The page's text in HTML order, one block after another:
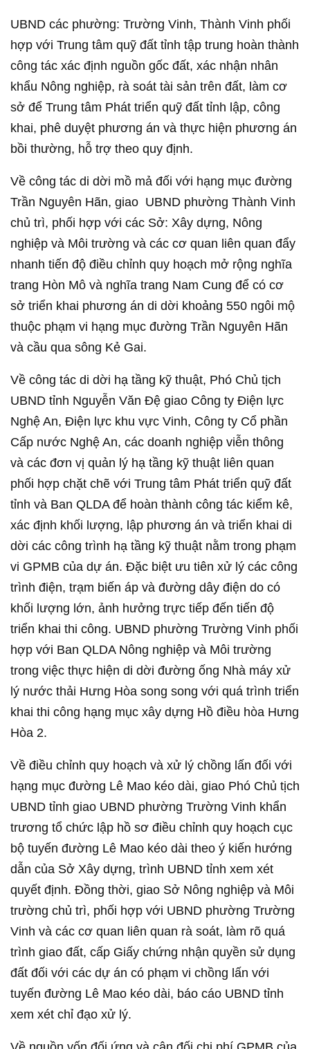
UBND các phường: Trường Vinh, Thành Vinh phối
hợp với Trung tâm quỹ đất tỉnh tập trung hoàn thành
công tác xác định nguồn gốc đất, xác nhận nhân
khẩu Nông nghiệp, rà soát tài sản trên đất, làm cơ
sở để Trung tâm Phát triển quỹ đất tỉnh lập, công
khai, phê duyệt phương án và thực hiện phương án
bồi thường, hỗ trợ theo quy định.
Về công tác di dời mồ mả đối với hạng mục đường
Trần Nguyên Hãn, giao UBND phường Thành Vinh
chủ trì, phối hợp với các Sở: Xây dựng, Nông
nghiệp và Môi trường và các cơ quan liên quan đẩy
nhanh tiến độ điều chỉnh quy hoạch mở rộng nghĩa
trang Hòn Mô và nghĩa trang Nam Cung để có cơ
sở triển khai phương án di dời khoảng 550 ngôi mộ
thuộc phạm vi hạng mục đường Trần Nguyên Hãn
và cầu qua sông Kẻ Gai.
Về công tác di dời hạ tầng kỹ thuật, Phó Chủ tịch
UBND tỉnh Nguyễn Văn Đệ giao Công ty Điện lực
Nghệ An, Điện lực khu vực Vinh, Công ty Cổ phần
Cấp nước Nghệ An, các doanh nghiệp viễn thông
và các đơn vị quản lý hạ tầng kỹ thuật liên quan
phối hợp chặt chẽ với Trung tâm Phát triển quỹ đất
tỉnh và Ban QLDA để hoàn thành công tác kiểm kê,
xác định khối lượng, lập phương án và triển khai di
dời các công trình hạ tầng kỹ thuật nằm trong phạm
vi GPMB của dự án. Đặc biệt ưu tiên xử lý các công
trình điện, trạm biến áp và đường dây điện do có
khối lượng lớn, ảnh hưởng trực tiếp đến tiến độ
triển khai thi công. UBND phường Trường Vinh phối
hợp với Ban QLDA Nông nghiệp và Môi trường
trong việc thực hiện di dời đường ống Nhà máy xử
lý nước thải Hưng Hòa song song với quá trình triển
khai thi công hạng mục xây dựng Hồ điều hòa Hưng
Hòa 2.
Về điều chỉnh quy hoạch và xử lý chồng lấn đối với
hạng mục đường Lê Mao kéo dài, giao Phó Chủ tịch
UBND tỉnh giao UBND phường Trường Vinh khẩn
trương tổ chức lập hồ sơ điều chỉnh quy hoạch cục
bộ tuyến đường Lê Mao kéo dài theo ý kiến hướng
dẫn của Sở Xây dựng, trình UBND tỉnh xem xét
quyết định. Đồng thời, giao Sở Nông nghiệp và Môi
trường chủ trì, phối hợp với UBND phường Trường
Vinh và các cơ quan liên quan rà soát, làm rõ quá
trình giao đất, cấp Giấy chứng nhận quyền sử dụng
đất đối với các dự án có phạm vi chồng lấn với
tuyến đường Lê Mao kéo dài, báo cáo UBND tỉnh
xem xét chỉ đạo xử lý.